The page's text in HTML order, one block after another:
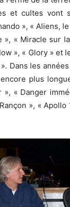
et cultes vont
», « Aliens,
», « Miracle sur
», « Glory» et
Dans les
plus
», « Danger
», «